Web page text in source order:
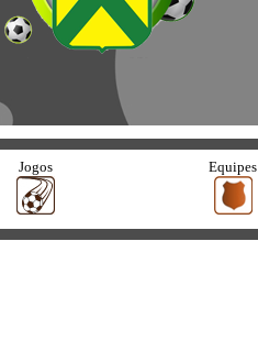
Jogos Equipes